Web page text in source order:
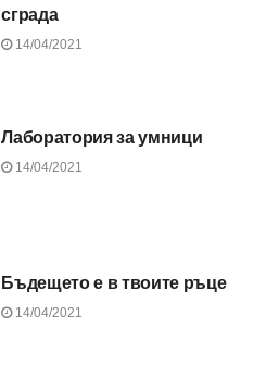
сграда
14/04/2021
Лаборатория за умници
14/04/2021
Бъдещето е в твоите ръце
14/04/2021